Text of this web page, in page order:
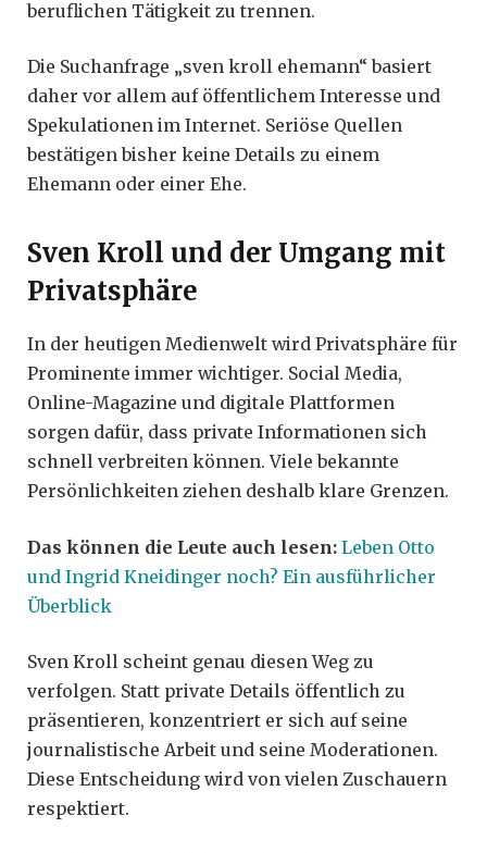
beruflichen Tätigkeit zu trennen.
Die Suchanfrage „sven kroll ehemann“ basiert
daher vor allem auf öffentlichem Interesse und
Spekulationen im Internet. Seriöse Quellen
bestätigen bisher keine Details zu einem
Ehemann oder einer Ehe.
Sven Kroll und der Umgang mit
Privatsphäre
In der heutigen Medienwelt wird Privatsphäre für
Prominente immer wichtiger. Social Media,
Online-Magazine und digitale Plattformen
sorgen dafür, dass private Informationen sich
schnell verbreiten können. Viele bekannte
Persönlichkeiten ziehen deshalb klare Grenzen.
Das können die Leute auch lesen: Leben Otto
und Ingrid Kneidinger noch? Ein ausführlicher
Überblick
Sven Kroll scheint genau diesen Weg zu
verfolgen. Statt private Details öffentlich zu
präsentieren, konzentriert er sich auf seine
journalistische Arbeit und seine Moderationen.
Diese Entscheidung wird von vielen Zuschauern
respektiert.